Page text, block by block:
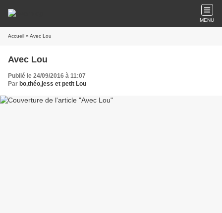
MENU
Accueil » Avec Lou
Avec Lou
Publié le 24/09/2016 à 11:07
Par bo,théo,jess et petit Lou